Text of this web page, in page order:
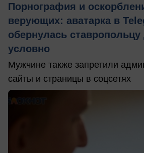
Порнография и
верующих: аватарка в
обернулась
условно
Мужчине также запретили
сайты и страницы в соцсетях